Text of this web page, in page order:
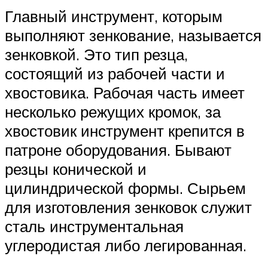
Главный инструмент, которым
выполняют зенкование, называется
зенковкой. Это тип резца,
состоящий из рабочей части и
хвостовика. Рабочая часть имеет
несколько режущих кромок, за
хвостовик инструмент крепится в
патроне оборудования. Бывают
резцы конической и
цилиндрической формы. Сырьем
для изготовления зенковок служит
сталь инструментальная
углеродистая либо легированная.